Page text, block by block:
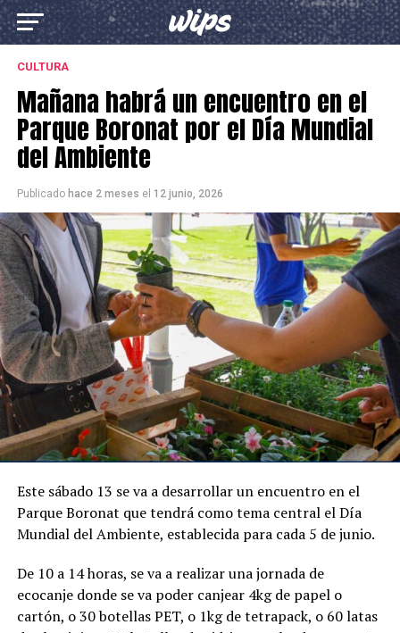
CULTURA
Mañana habrá un encuentro en el
Parque Boronat por el Día Mundial
del Ambiente
Publicado hace 2 meses el 12 junio, 2026
Este sábado 13 se va a desarrollar un encuentro en el
Parque Boronat que tendrá como tema central el Día
Mundial del Ambiente, establecida para cada 5 de junio.
De 10 a 14 horas, se va a realizar una jornada de
ecocanje donde se va poder canjear 4kg de papel o
cartón, o 30 botellas PET, o 1kg de tetrapack, o 60 latas